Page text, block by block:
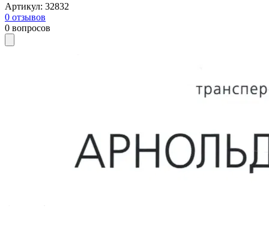
Артикул: 32832
0 отзывов
0 вопросов